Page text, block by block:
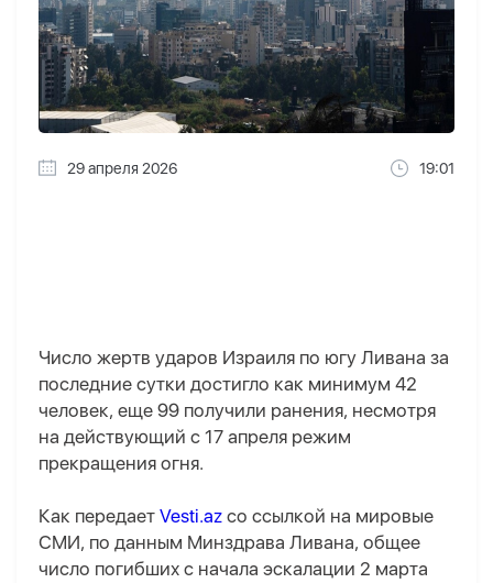
29 апреля 2026 19:01
Число жертв ударов Израиля по югу Ливана за
последние сутки достигло как минимум 42
человек, еще 99 получили ранения, несмотря
на действующий с 17 апреля режим
прекращения огня.
Как передает Vesti.az со ссылкой на мировые
СМИ, по данным Минздрава Ливана, общее
число погибших с начала эскалации 2 марта